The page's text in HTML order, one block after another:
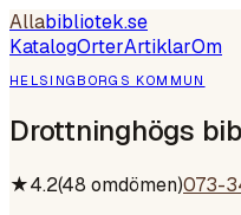
Allabibliotek.se
KatalogOrterArtiklarOm
HELSINGBORGS KOMMUN
Drottninghögs
★4.2(48 omdömen)073-